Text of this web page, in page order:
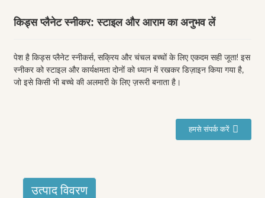
किड्स प्लैनेट स्नीकर: स्टाइल और आराम का अनुभव लें
पेश है किड्स प्लैनेट स्नीकर्स, सक्रिय और चंचल बच्चों के लिए एकदम सही जूता! इस
स्नीकर को स्टाइल और कार्यक्षमता दोनों को ध्यान में रखकर डिज़ाइन किया गया है,
जो इसे किसी भी बच्चे की अलमारी के लिए ज़रूरी बनाता है।
हमसे संपर्क करें
उत्पाद विवरण